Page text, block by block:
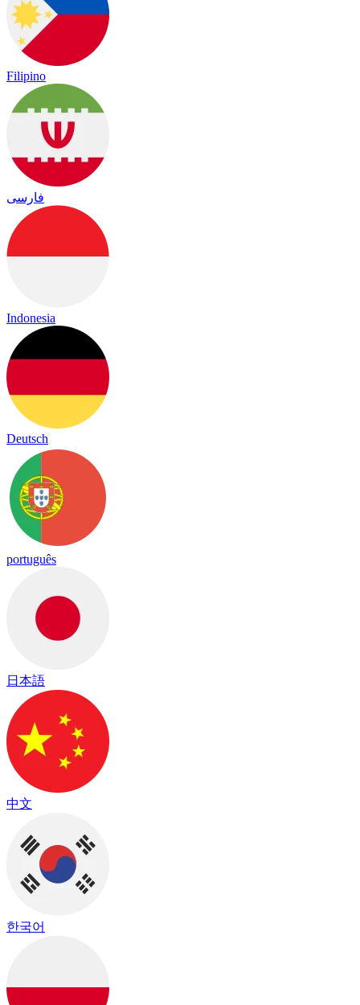
Filipino
فارسی
Indonesia
Deutsch
português
日本語
中文
한국어